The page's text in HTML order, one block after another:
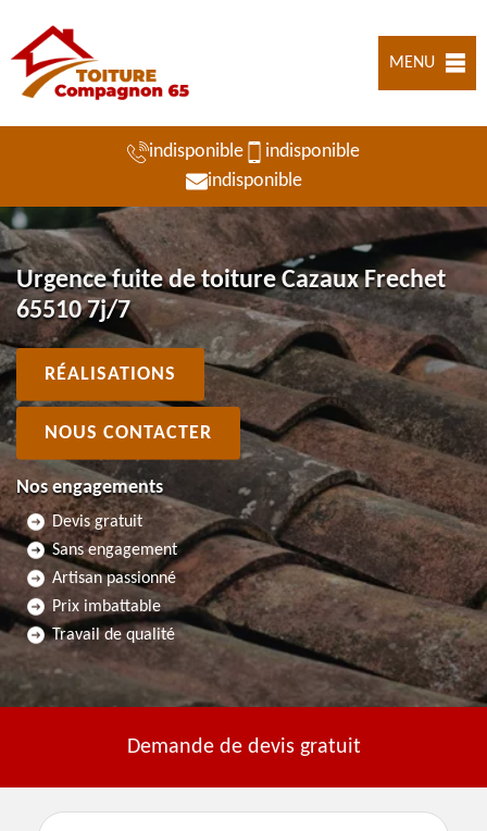
MENU
indisponible
indisponible
indisponible
Urgence fuite de toiture Cazaux Frechet
65510 7j/7
RÉALISATIONS
NOUS CONTACTER
Nos engagements
Devis gratuit
Sans engagement
Artisan passionné
Prix imbattable
Travail de qualité
Demande de devis gratuit